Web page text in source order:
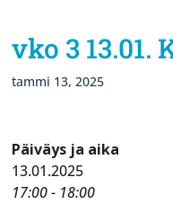
vko 3
tammi 13, 2025
Päiväys ja aika
13.01.2025
17:00 - 18:00